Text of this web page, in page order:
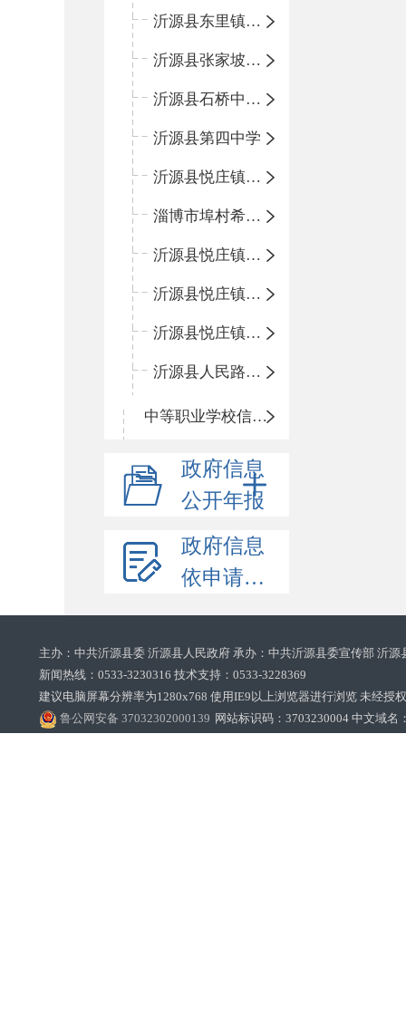
沂源县东里镇中心小学
沂源县张家坡中心学校
沂源县石桥中心学校
沂源县第四中学
沂源县悦庄镇中心小学
淄博市埠村希望小学
沂源县悦庄镇青龙山小学
沂源县悦庄镇鲍庄完小
沂源县悦庄镇赵庄小学
沂源县人民路小学
中等职业学校信息公开
政府信息
公开年报
政府信息
依申请公开
主办：中共沂源县委 沂源县人民政府 承办：中共沂源县委宣传部 沂
新闻热线：0533-3230316 技术支持：0533-3228369‌‌
建议电脑屏幕分辨率为1280x768 使用IE9以上浏览器进行浏览 未经授
鲁公网安备 37032302000139 网站标识码：3703230004 中文域名